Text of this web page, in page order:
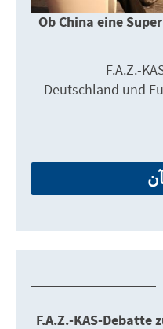
„Ob China eine
9. F.A.Z.-
Deutschland und
F.A.Z.-KAS-